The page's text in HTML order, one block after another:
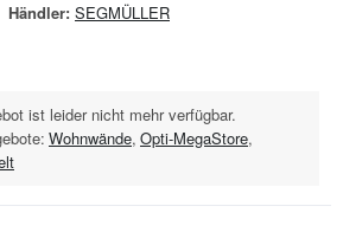
Händler: SEGMÜLLER
ist leider nicht mehr verfügbar.
Wohnwände, Opti-MegaStore,